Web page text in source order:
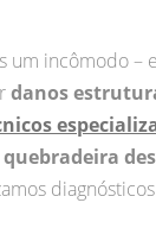
um incômodo –
danos